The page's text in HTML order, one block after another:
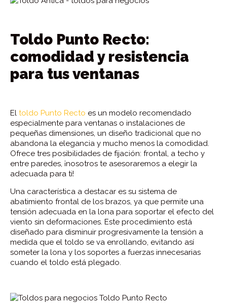
Toldo Punto Recto:
comodidad y resistencia
para tus ventanas
El toldo Punto Recto es un modelo recomendado
especialmente para ventanas o instalaciones de
pequeñas dimensiones, un diseño tradicional que no
abandona la elegancia y mucho menos la comodidad.
Ofrece tres posibilidades de fijación: frontal, a techo y
entre paredes, ¡nosotros te asesoraremos a elegir la
adecuada para ti!
Una característica a destacar es su sistema de
abatimiento frontal de los brazos, ya que permite una
tensión adecuada en la lona para soportar el efecto del
viento sin deformaciones. Este procedimiento está
diseñado para disminuir progresivamente la tensión a
medida que el toldo se va enrollando, evitando así
someter la lona y los soportes a fuerzas innecesarias
cuando el toldo está plegado.